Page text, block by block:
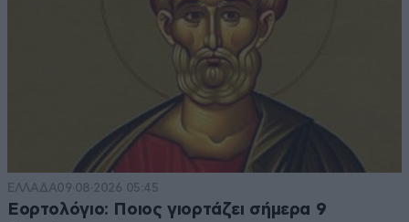
ΕΛΛΑΔΑ09·08·2026 05:45
Εορτολόγιο: Ποιος γιορτάζει σήμερα 9